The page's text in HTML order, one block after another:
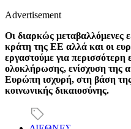
Advertisement
Οι διαρκώς μεταβαλλόμενες
κράτη της ΕΕ αλλά και οι
εργαστούμε για
ολοκλήρωσης, ενίσχυση της
Ευρώπη ισχυρή, στη βάση
κοινωνικής δικαιοσύνης.